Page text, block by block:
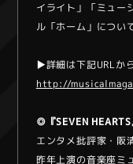
イライト」「ミュー
ル「ホーム」につい
▶︎詳細は下記URLか
http://
◎『SEVEN HEARTS
エンタメ批評家・阪
昨年上演の音楽座ミ